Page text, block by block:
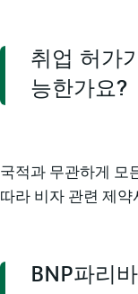
취업 허가
능한가요?
국적과 무관하게 모
따라 비자 관련 제
BNP파리